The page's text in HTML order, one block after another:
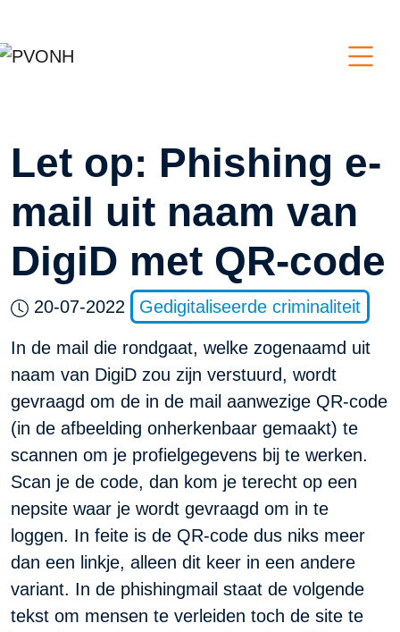
Let op: Phishing e-
mail uit naam van
DigiD met QR-code
20-07-2022 Gedigitaliseerde criminaliteit
In de mail die rondgaat, welke zogenaamd uit
naam van DigiD zou zijn verstuurd, wordt
gevraagd om de in de mail aanwezige QR-code
(in de afbeelding onherkenbaar gemaakt) te
scannen om je profielgegevens bij te werken.
Scan je de code, dan kom je terecht op een
nepsite waar je wordt gevraagd om in te
loggen. In feite is de QR-code dus niks meer
dan een linkje, alleen dit keer in een andere
variant. In de phishingmail staat de volgende
tekst om mensen te verleiden toch de site te